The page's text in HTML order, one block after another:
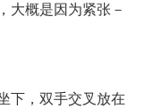
大概是因为紧张－
，双手交叉放在